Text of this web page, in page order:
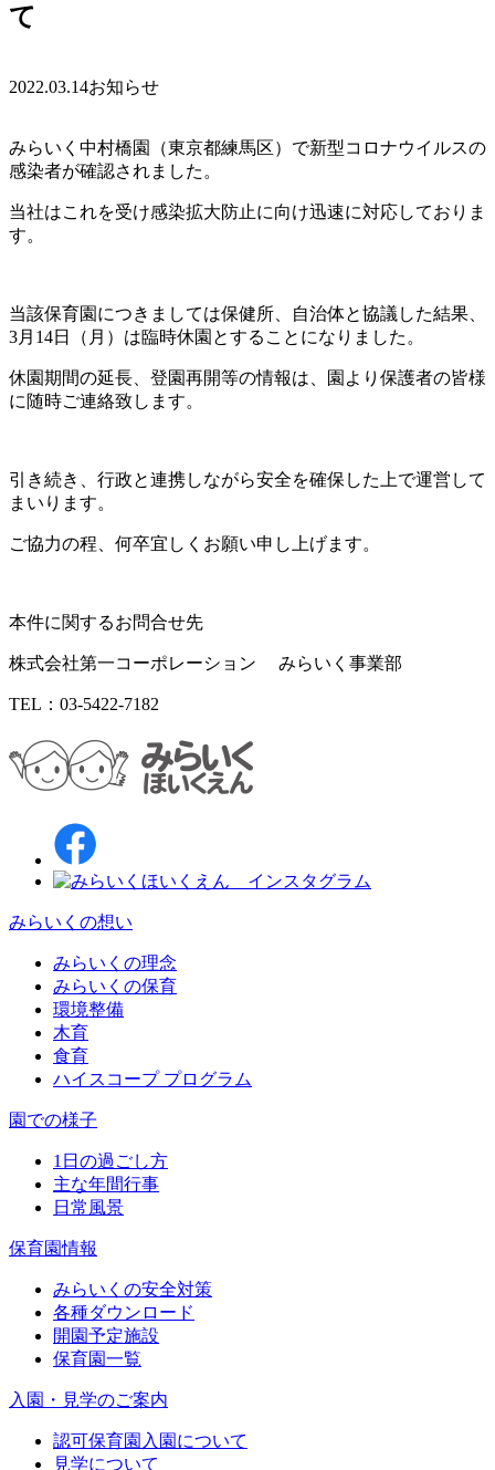
て
2022.03.14お知らせ
みらいく中村橋園（東京都練馬区）で新型コロナウイルスの
感染者が確認されました。
当社はこれを受け感染拡大防止に向け迅速に対応しておりま
す。
当該保育園につきましては保健所、自治体と協議した結果、
3月14日（月）は臨時休園とすることになりました。
休園期間の延長、登園再開等の情報は、園より保護者の皆様
に随時ご連絡致します。
引き続き、行政と連携しながら安全を確保した上で運営して
まいります。
ご協力の程、何卒宜しくお願い申し上げます。
本件に関するお問合せ先
株式会社第一コーポレーション みらいく事業部
TEL：03-5422-7182
みらいくの想い
みらいくの理念
みらいくの保育
環境整備
木育
食育
ハイスコープ プログラム
園での様子
1日の過ごし方
主な年間行事
日常風景
保育園情報
みらいくの安全対策
各種ダウンロード
開園予定施設
保育園一覧
入園・見学のご案内
認可保育園入園について
見学について